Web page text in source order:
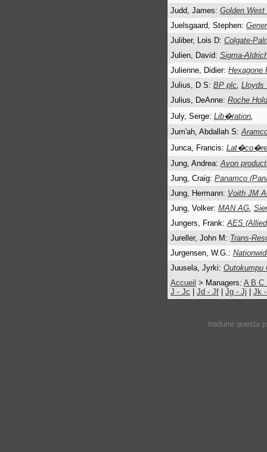
Judd, James: Golden West
Juelsgaard, Stephen:
Juliber, Lois D: Colgate-
Julien, David: Sigma-
Julienne, Didier: Hexagone
Julius, D S: BP plc, Lloyds
Julius, DeAnne: Roche
July, Serge: Lib�ration,
Jum'ah, Abdallah S:
Junca, Francis: Lat�co�re
Jung, Andrea:Avon
Jung, Craig: Panamco
Jung, Hermann: Voith JM
Jung, Volker: MAN AG,
Jungers, Frank:AES
Jureller, John M: Trans-
Jurgensen, W.G.:
Juusela, Jyrki: Outokumpu
Accueil > Managers: A B C
J - Jc
Jd - Jf Jg - Jj Jk
tradurre questa